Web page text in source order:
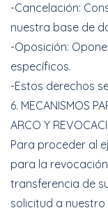
-Cancelación:
nuestra base de
-Oposición:
específicos.
-Estos derechos
6. MECANISMOS
ARCO Y
Para proceder al
para la
transferencia de
solicitud a